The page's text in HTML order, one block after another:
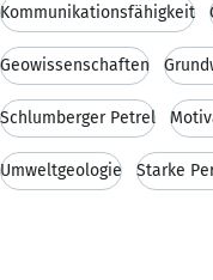
Kommunikationsfähigkeit
Geowissenschaften
Schlumberger Petrel
Umweltgeologie Starke